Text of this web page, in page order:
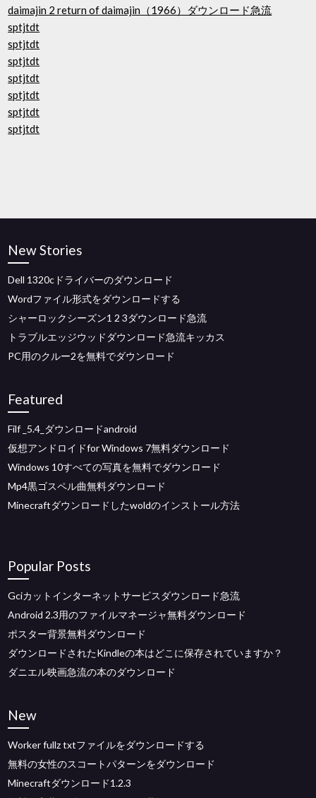
daimajin 2 return of daimajin（1966）ダウンロード急流
sptjtdt
sptjtdt
sptjtdt
sptjtdt
sptjtdt
sptjtdt
sptjtdt
New Stories
Dell 1320cドライバーのダウンロード
Wordファイル形式をダウンロードする
シャーロックシーズン1 2 3ダウンロード急流
トラブルエッジウッドダウンロード急流キッカス
PC用のクルー2を無料でダウンロード
Featured
Filf _5.4_ダウンロードandroid
仮想アンドロイドfor Windows 7無料ダウンロード
Windows 10すべての写真を無料でダウンロード
Mp4黒ゴスペル曲無料ダウンロード
Minecraftダウンロードしたwoldのインストール方法
Popular Posts
Gciカットインターネットサービスダウンロード急流
Android 2.3用のファイルマネージャ無料ダウンロード
ポスター背景無料ダウンロード
ダウンロードされたKindleの本はどこに保存されていますか？
ダニエル映画急流の本のダウンロード
New
Worker fullz txtファイルをダウンロードする
無料の女性のスコートパターンをダウンロード
Minecraftダウンロード1.2.3